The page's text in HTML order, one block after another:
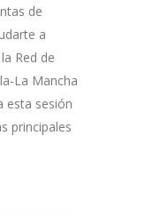
de
a
Red de
La Mancha
esta sesión
principales